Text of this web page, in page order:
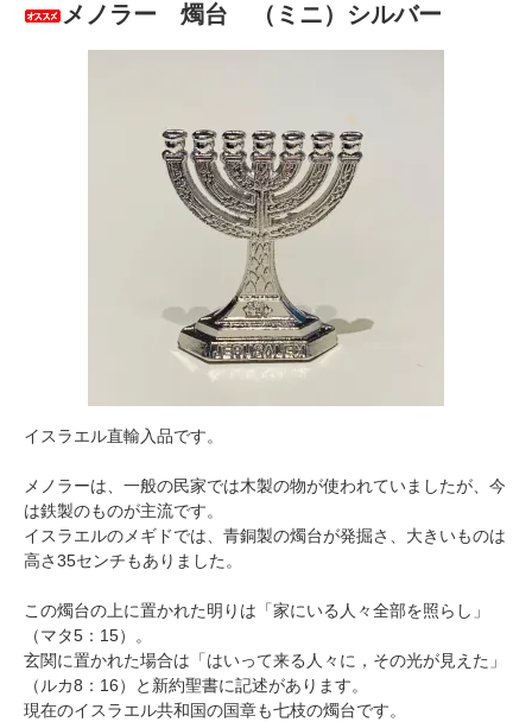
メノラー 燭台 （ミニ）シルバー
イスラエル直輸入品です。
メノラーは、一般の民家では木製の物が使われていましたが、今
は鉄製のものが主流です。
イスラエルのメギドでは、青銅製の燭台が発掘さ、大きいものは
高さ35センチもありました。
この燭台の上に置かれた明りは「家にいる人々全部を照らし」
（マタ5：15）。
玄関に置かれた場合は「はいって来る人々に，その光が見えた」
（ルカ8：16）と新約聖書に記述があります。
現在のイスラエル共和国の国章も七枝の燭台です。